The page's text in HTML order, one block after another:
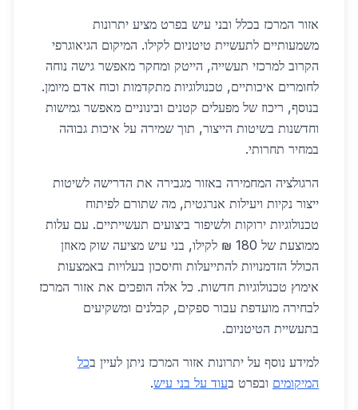
אזור המרכז בכלל ובני עיש בפרט מציע יתרונות
משמעותיים לתעשיית טיטניום לקילו. המיקום הגיאוגרפי
הקרוב למרכזי תעשייה, הייטק ומחקר מאפשר גישה נוחה
לחומרים איכותיים, טכנולוגיות מתקדמות וכוח אדם מיומן.
בנוסף, ריכוז של מפעלים קטנים ובינוניים מאפשר גמישות
וחדשנות בשיטות הייצור, תוך שמירה על איכות גבוהה
במחיר תחרותי.
הרגולציה המחמירה באזור מגבירה את הדרישה לשיטות
ייצור נקיות ויעילות אנרגטית, מה שתורם לפיתוח
טכנולוגיות ירוקות ולשיפור ביצועים תעשייתיים. עם עלות
ממוצעת של 180 ₪ לקילו, בני עיש מציעה שוק מאוזן
הכולל הזדמנויות להתייעלות וחיסכון בעלויות באמצעות
אימוץ טכנולוגיות חדשות. כל אלה הופכים את אזור המרכז
לבחירה מועדפת עבור ספקים, קבלנים ומשקיעים
בתעשיית הטיטניום.
למידע נוסף על יתרונות אזור המרכז ניתן לעיין בכל
המיקומים ובפרט בעוד על בני עיש.